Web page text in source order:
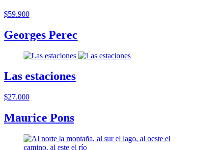
$59.900
Georges Perec
Las estaciones
$27.000
Maurice Pons